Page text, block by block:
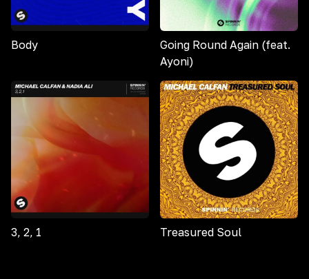
Body
Going Round Again (feat.
Ayoni)
3, 2, 1 Treasured Soul